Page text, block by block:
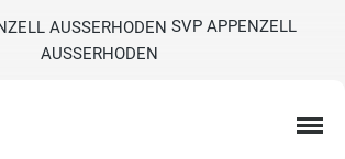
SVP APPENZELL
AUSSERHODEN